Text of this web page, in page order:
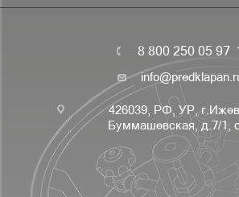
8 800 250 05 97
426039, РФ, УР,
Буммашевская, д.7/1,